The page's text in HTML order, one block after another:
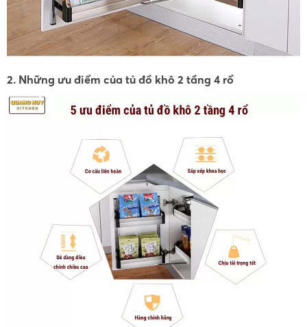
2. Những ưu điểm của tủ đồ khô 2 tầng 4 rổ